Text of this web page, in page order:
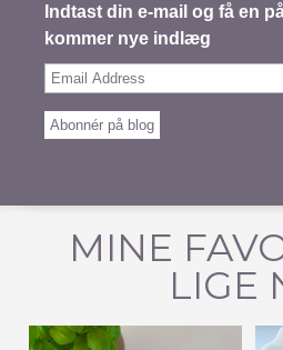
Indtast din e-mail og få en
kommer nye indlæg
Email
Abonnér på blog
MINE
LIGE